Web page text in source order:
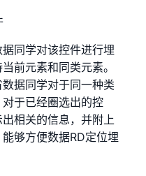
同学对该控件进行埋
前元素和同类元素。
据同学对于同一种类
于已经圈选出的控
相关的信息，并附上
够方便数据RD定位埋